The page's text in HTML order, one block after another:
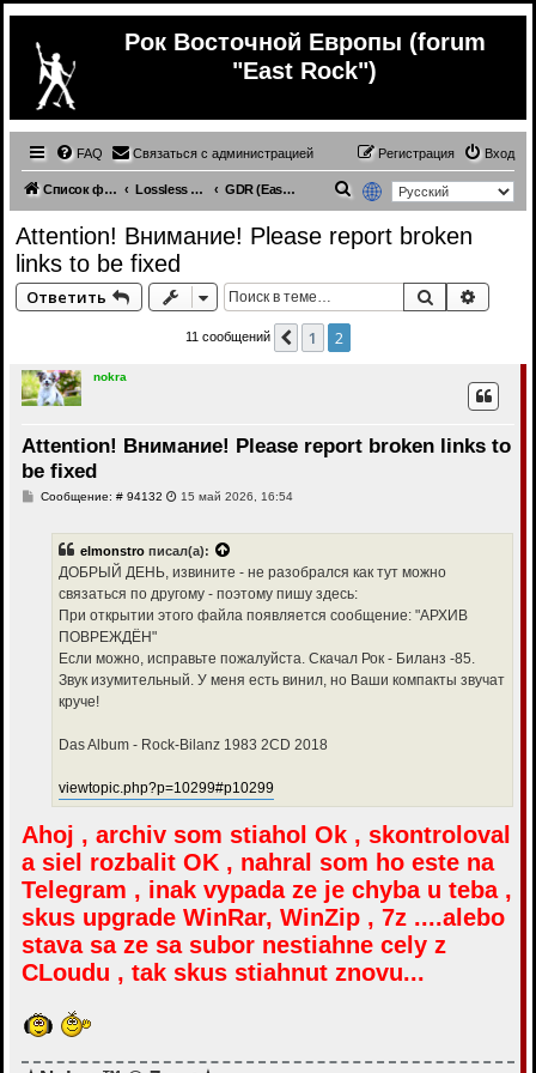
Рок Восточной Европы (forum
"East Rock")
FAQ Связаться с администрацией Вход
Регистрация
Список форумов Lossless (East Europe music) GDR (East Germany) (lossless)
и
Attention! Внимание! Please report broken
links to be fixed
Ответить Поиск
11 сообщений Пред.
1 2
nokra
Attention! Внимание! Please report broken links to
be fixed
Сообщение: # 94132С
щ
н
и
е
15 май 2026, 16:54
elmonstro писал(а):
ДОБРЫЙ ДЕНЬ, извините - не разобрался как тут можно
связаться по другому - поэтому пишу здесь:
При открытии этого файла появляется сообщение: "АРХИВ
ПОВРЕЖДЁН"
Если можно, исправьте пожалуйста. Скачал Рок - Биланз -85.
Звук изумительный. У меня есть винил, но Ваши компакты звучат
круче!
Das Album - Rock-Bilanz 1983 2CD 2018
viewtopic.php?p=10299#p10299
Ahoj , archiv som stiahol Ok , skontroloval
a siel rozbalit OK , nahral som ho este na
Telegram , inak vypada ze je chyba u teba ,
skus upgrade WinRar, WinZip , 7z ....alebo
stava sa ze sa subor nestiahne cely z
CLoudu , tak skus stiahnut znovu...